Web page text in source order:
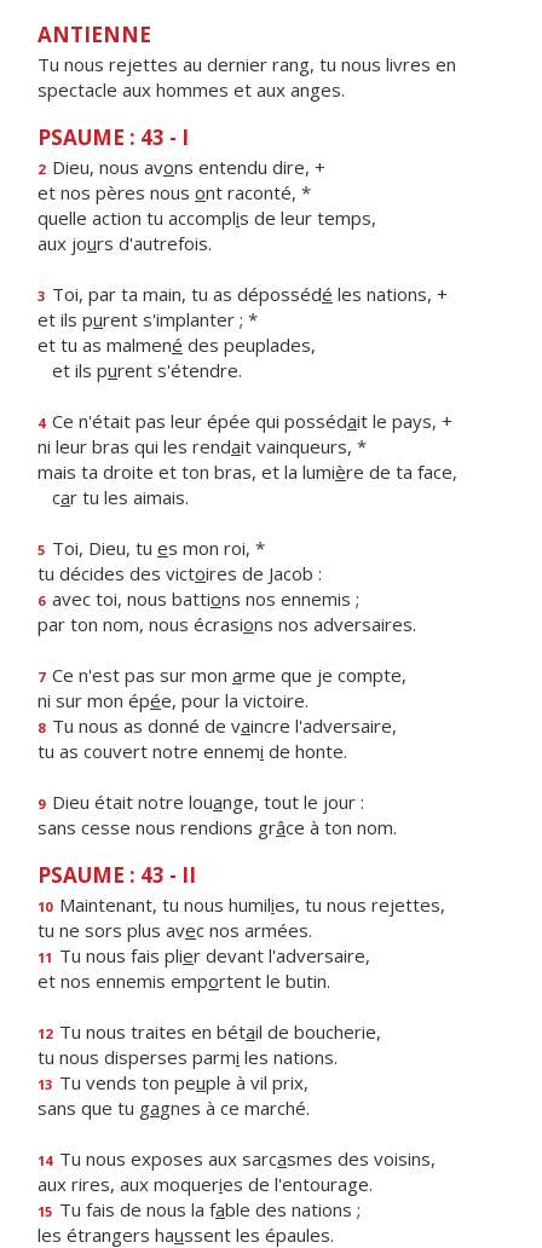
ANTIENNE
Tu nous rejettes au dernier rang, tu nous livres en
spectacle aux hommes et aux anges.
PSAUME : 43 - I
2 Dieu, nous avons entendu dire, +
et nos pères nous ont raconté, *
quelle action tu accomplis de leur temps,
aux jours d'autrefois.
3 Toi, par ta main, tu as dépossédé les nations, +
et ils purent s'implanter ; *
et tu as malmené des peuplades,
et ils purent s'étendre.
4 Ce n'était pas leur épée qui possédait le pays, +
ni leur bras qui les rendait vainqueurs, *
mais ta droite et ton bras, et la lumière de ta face,
car tu les aimais.
5 Toi, Dieu, tu es mon roi, *
tu décides des victoires de Jacob :
6 avec toi, nous battions nos ennemis ;
par ton nom, nous écrasions nos adversaires.
7 Ce n'est pas sur mon arme que je compte,
ni sur mon épée, pour la victoire.
8 Tu nous as donné de vaincre l'adversaire,
tu as couvert notre ennemi de honte.
9 Dieu était notre louange, tout le jour :
sans cesse nous rendions grâce à ton nom.
PSAUME : 43 - II
10 Maintenant, tu nous humilies, tu nous rejettes,
tu ne sors plus avec nos armées.
11 Tu nous fais plier devant l'adversaire,
et nos ennemis emportent le butin.
12 Tu nous traites en bétail de boucherie,
tu nous disperses parmi les nations.
13 Tu vends ton peuple à vil prix,
sans que tu gagnes à ce marché.
14 Tu nous exposes aux sarcasmes des voisins,
aux rires, aux moqueries de l'entourage.
15 Tu fais de nous la fable des nations ;
les étrangers haussent les épaules.